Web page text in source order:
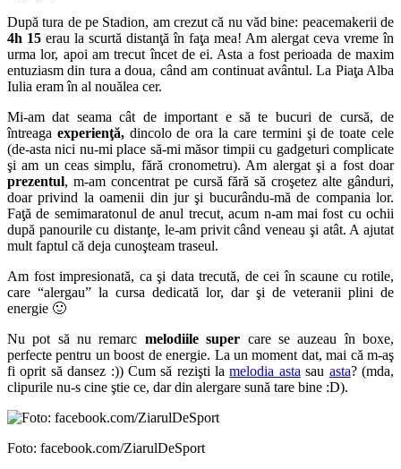
După tura de pe Stadion, am crezut că nu văd bine: peacemakerii de
4h 15 erau la scurtă distanţă în faţa mea! Am alergat ceva vreme în
urma lor, apoi am trecut încet de ei. Asta a fost perioada de maxim
entuziasm din tura a doua, când am continuat avântul. La Piaţa Alba
Iulia eram în al nouălea cer.
Mi-am dat seama cât de important e să te bucuri de cursă, de
întreaga experienţă,dincolo de ora la care termini şi de toate cele
(de-asta nici nu-mi place să-mi măsor timpii cu gadgeturi complicate
şi am un ceas simplu, fără cronometru). Am alergat şi a fost doar
prezentul, m-am concentrat pe cursă fără să croşetez alte gânduri,
doar privind la oamenii din jur şi bucurându-mă de compania lor.
Faţă de semimaratonul de anul trecut, acum n-am mai fost cu ochii
după panourile cu distanţe, le-am privit când veneau şi atât. A ajutat
mult faptul că deja cunoşteam traseul.
Am fost impresionată, ca şi data trecută, de cei în scaune cu rotile,
care “alergau” la cursa dedicată lor, dar şi de veteranii plini de
energie 🙂
Nu pot să nu remarc melodiile super care se auzeau în boxe,
perfecte pentru un boost de energie. La un moment dat, mai că m-aş
fi oprit să dansez :)) Cum să rezişti lamelodia asta sau asta? (mda,
clipurile nu-s cine ştie ce, dar din alergare sună tare bine :D).
Foto: facebook.com/ZiarulDeSport